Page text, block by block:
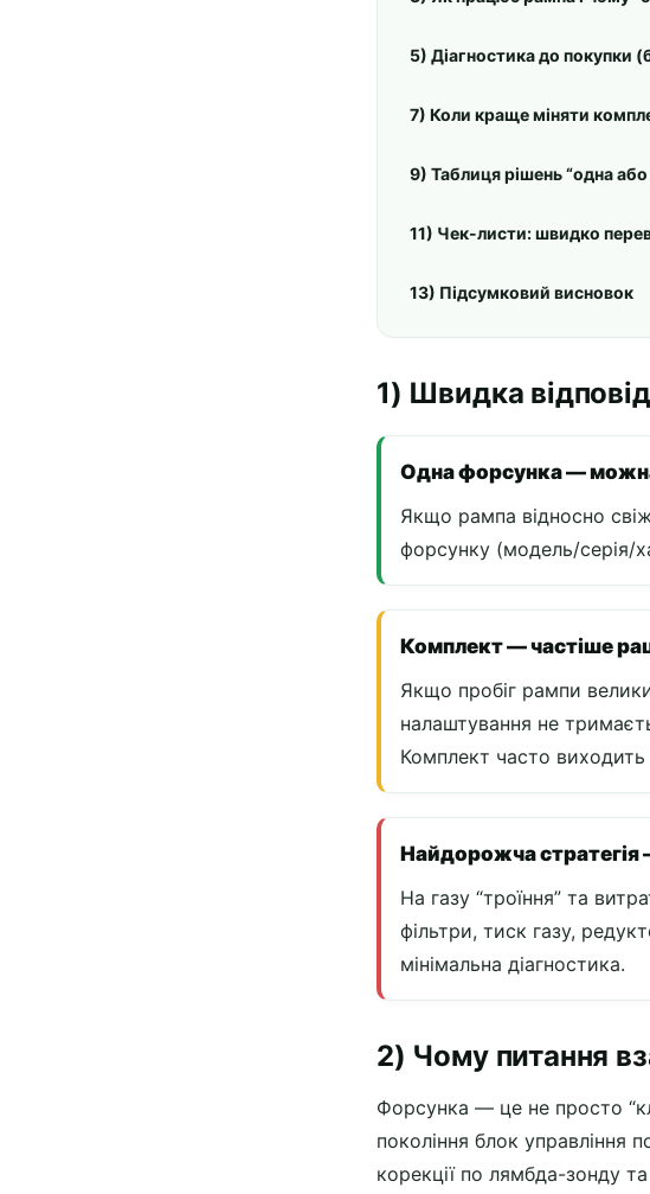
5) Діагностика до покупки
7) Коли краще міняти
9) Таблиця рішень “одна
11) Чек-листи: швидко
13) Підсумковий висновок
1) Швидка
Одна форсунка —
Якщо рампа відносно
форсунку (модель/серія/
Комплект — частіше
Якщо пробіг рампи
налаштування не
Комплект часто
Найдорожча стратегія
На газу “троїння” та
фільтри, тиск газу,
мінімальна діагностика.
2) Чому питання
Форсунка — це не просто
покоління блок управління
корекції по лямбда-зонду та